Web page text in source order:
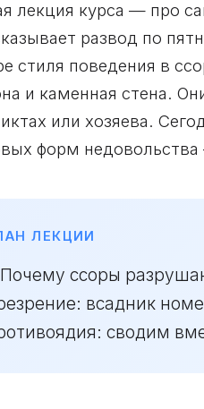
лекция курса — про
развод по
стиля поведения в
и каменная стена.
или хозяева.
форм
ЛЕКЦИИ
Почему ссоры
всадник
сводим